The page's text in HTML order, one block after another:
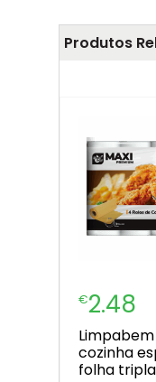
Produtos
€2.48
limpabem rolo
cozinha
folha tripla